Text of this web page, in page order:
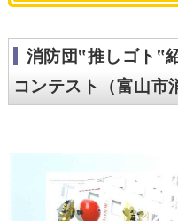
消防団‟推しゴト‟
コンテスト（富山市